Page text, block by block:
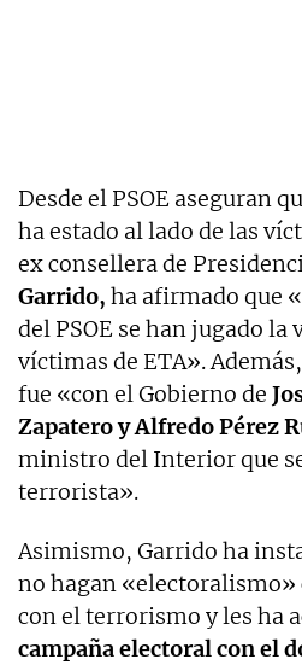
Desde el PSOE aseguran
ha estado al lado de las
ex consellera de
Garrido, ha afirmado que
del PSOE se han jugado la
víctimas de ETA».
fue «con el Gobierno de
Zapatero y Alfredo Pérez
ministro del Interior que
terrorista».
Asimismo, Garrido ha
no hagan «electoralismo»
con el terrorismo y les ha
campaña electoral con el